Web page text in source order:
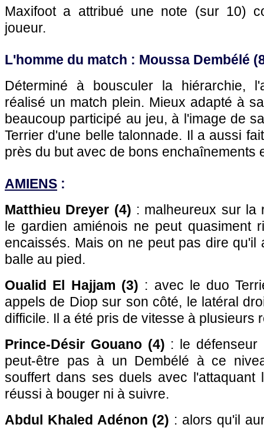
Maxifoot a attribué une note (sur 10)
joueur.
L'homme du match : Moussa Dembélé
Déterminé à bousculer la hiérarchie,
réalisé un match plein. Mieux adapté à
beaucoup participé au jeu, à l'image de
Terrier d'une belle talonnade. Il a aussi
près du but avec de bons enchaînements
AMIENS :
Matthieu Dreyer (4) : malheureux sur la
le gardien amiénois ne peut quasiment
encaissés. Mais on ne peut pas dire qu'il
balle au pied.
Oualid El Hajjam (3) : avec le duo
appels de Diop sur son côté, le latéral
difficile. Il a été pris de vitesse à plusieurs
Prince-Désir Gouano (4) : le défenseur
peut-être pas à un Dembélé à ce
souffert dans ses duels avec l'attaquant
réussi à bouger ni à suivre.
Abdul Khaled Adénon (2) : alors qu'il